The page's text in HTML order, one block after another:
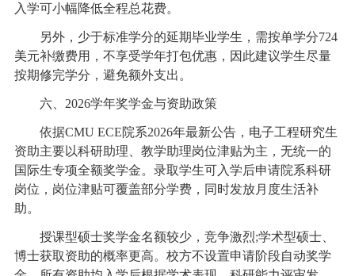
入学可小幅降低全程总花费。
另外，少于标准学分的延期毕业学生，需按单学分724
美元补缴费用，不享受学年打包优惠，因此建议学生尽量
按期修完学分，避免额外支出。
六、2026学年奖学金与资助政策
依据CMU ECE院系2026年最新公告，电子工程研究生
资助主要以科研助理、教学助理岗位津贴为主，无统一的
国际生专项全额奖学金。录取学生可入学后申请院系科研
岗位，岗位津贴可覆盖部分学费，同时发放月度生活补
助。
授课型硕士奖学金名额较少，竞争激烈;学术型硕士、
博士获取资助的概率更高。校方不设置申请阶段自动奖学